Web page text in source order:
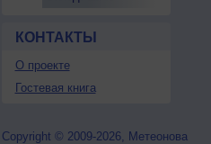
КОНТАКТЫ
О проекте
Гостевая книга
Copyright © 2009-2026, Метеонова